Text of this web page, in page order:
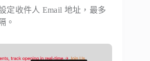
定收件人 Email 地址，最多
。